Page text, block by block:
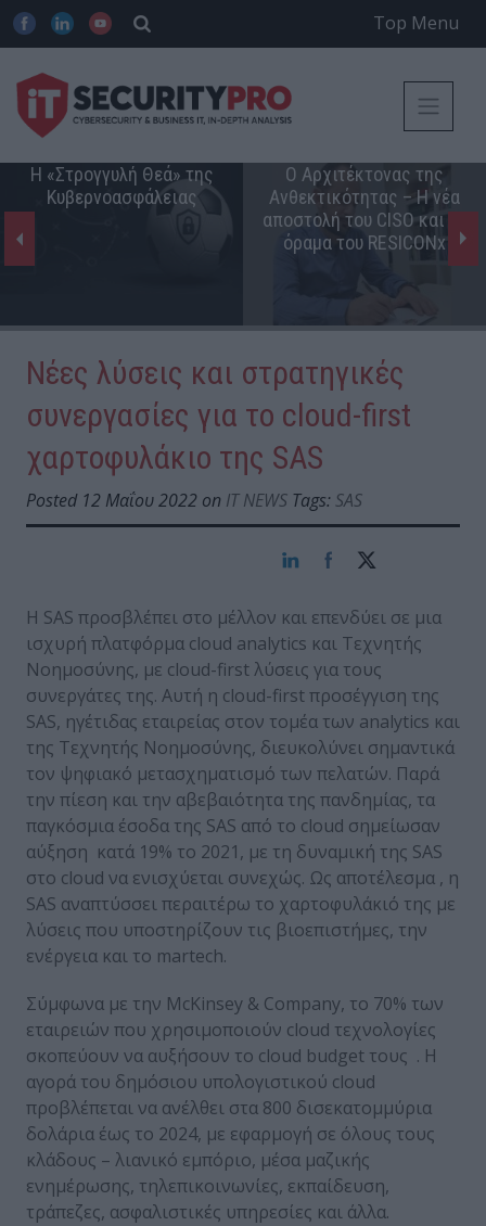
Top Menu
Η «Στρογγυλή Θεά» της
Κυβερνοασφάλειας
Ο Αρχιτέκτονας της
Ανθεκτικότητας – Η νέα
αποστολή του CISO και το
όραμα του RESICONx
Νέες λύσεις και στρατηγικές
συνεργασίες για το cloud-first
χαρτοφυλάκιο της SAS
Posted 12 Μαΐου 2022 on IT NEWS Tags: SAS
Η SAS προσβλέπει στο μέλλον και επενδύει σε μια
ισχυρή πλατφόρμα cloud analytics και Τεχνητής
Νοημοσύνης, με cloud-first λύσεις για τους
συνεργάτες της. Αυτή η cloud-first προσέγγιση της
SAS, ηγέτιδας εταιρείας στον τομέα των analytics και
της Τεχνητής Νοημοσύνης, διευκολύνει σημαντικά
τον ψηφιακό μετασχηματισμό των πελατών. Παρά
την πίεση και την αβεβαιότητα της πανδημίας, τα
παγκόσμια έσοδα της SAS από το cloud σημείωσαν
αύξηση κατά 19% το 2021, με τη δυναμική της SAS
στο cloud να ενισχύεται συνεχώς. Ως αποτέλεσμα , η
SAS αναπτύσσει περαιτέρω το χαρτοφυλάκιό της με
λύσεις που υποστηρίζουν τις βιοεπιστήμες, την
ενέργεια και το martech.
Σύμφωνα με την McKinsey & Company, το 70% των
εταιρειών που χρησιμοποιούν cloud τεχνολογίες
σκοπεύουν να αυξήσουν το cloud budget τους . Η
αγορά του δημόσιου υπολογιστικού cloud
προβλέπεται να ανέλθει στα 800 δισεκατομμύρια
δολάρια έως το 2024, με εφαρμογή σε όλους τους
κλάδους – λιανικό εμπόριο, μέσα μαζικής
ενημέρωσης, τηλεπικοινωνίες, εκπαίδευση,
τράπεζες, ασφαλιστικές υπηρεσίες και άλλα.